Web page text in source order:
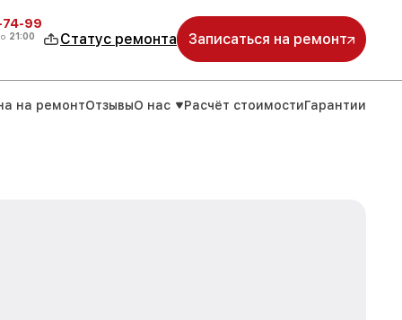
74-99
21:00 Статус ремонта Записаться на ремонт
на ремонтОтзывыО нас Расчёт стоимостиГарантии